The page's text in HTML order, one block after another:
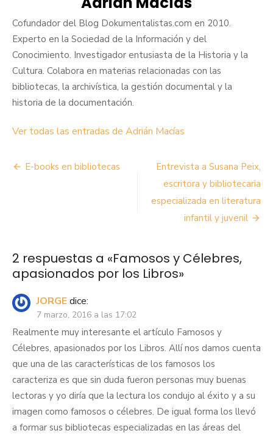
Cofundador del Blog Dokumentalistas.com en 2010.
Experto en la Sociedad de la Información y del
Conocimiento. Investigador entusiasta de la Historia y la
Cultura. Colabora en materias relacionadas con las
bibliotecas, la archivística, la gestión documental y la
historia de la documentación.
Ver todas las entradas de Adrián Macías
Navegación
E-books en bibliotecas
Entrevista a Susana Peix,
escritora y bibliotecaria
especializada en literatura
infantil y juvenil
2 respuestas a «Famosos y Célebres,
apasionados por los Libros»
JORGEdice:
7 marzo, 2016 a las 17:02
Realmente muy interesante el artículo Famosos y
Célebres, apasionados por los Libros. Allí nos damos cuenta
que una de las características de los famosos los
caracteriza es que sin duda fueron personas muy buenas
lectoras y yo diría que la lectura los condujo al éxito y a su
imagen como famosos o célebres. De igual forma los llevó
a formar sus bibliotecas especializadas en las áreas del